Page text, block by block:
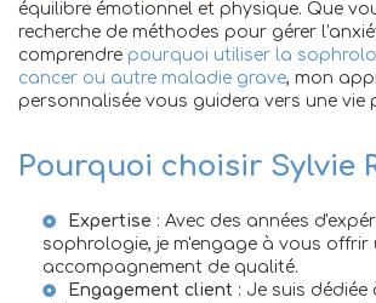
équilibre émotionnel et physique. Que
recherche de méthodes pour gérer
comprendre pourquoi utiliser la
cancer ou autre maladie grave, mon
personnalisée vous guidera vers une vie
Pourquoi choisir Sylvie
Expertise : Avec des années
sophrologie, je m'engage à vous offrir
accompagnement de qualité.
Engagement client : Je suis